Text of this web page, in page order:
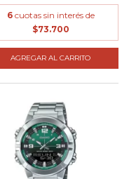
6 cuotas sin interés de
$73.700